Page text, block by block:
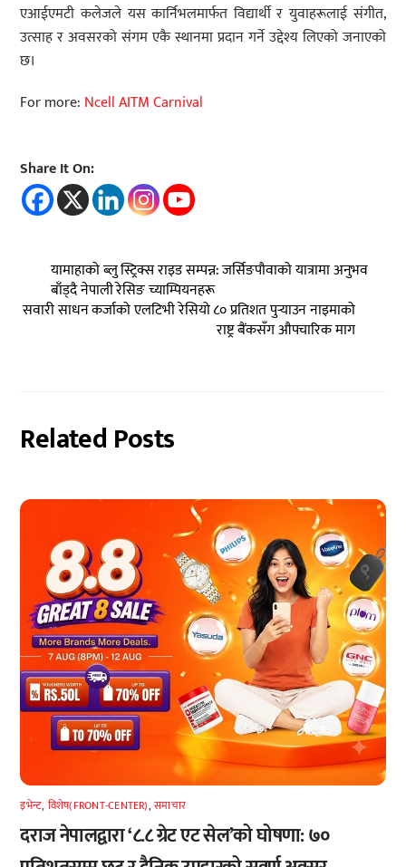
एआईएमटी कलेजले यस कार्निभलमार्फत विद्यार्थी र युवाहरूलाई संगीत,
उत्साह र अवसरको संगम एकै स्थानमा प्रदान गर्ने उद्देश्य लिएको जनाएको
छ।
For more: Ncell AITM Carnival
Share It On:
यामाहाको ब्लु स्ट्रिक्स राइड सम्पन्न: जर्सिङपौवाको यात्रामा अनुभव
बाँड्दै नेपाली रेसिङ च्याम्पियनहरू
सवारी साधन कर्जाको एलटिभी रेसियो ८० प्रतिशत पुर्‍याउन नाइमाको
राष्ट्र बैंकसँग औपचारिक माग
Related Posts
इभेन्ट, विशेष(FRONT-CENTER),समाचार
दराज नेपालद्वारा ‘८.८ ग्रेट एट सेल’को घोषणा: ७०